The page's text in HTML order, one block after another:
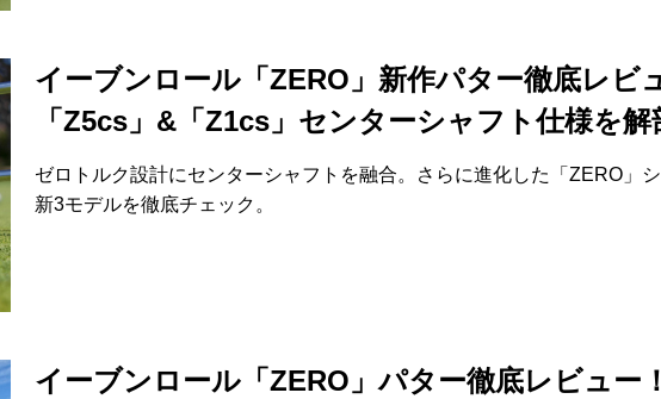
イーブンロール「ZERO」新作パター徹底レビ
「Z5cs」&「Z1cs」センターシャフト仕様を解
ゼロトルク設計にセンターシャフトを融合。さらに進化した「ZERO」
新3モデルを徹底チェック。
イーブンロール「ZERO」パター徹底レビュー